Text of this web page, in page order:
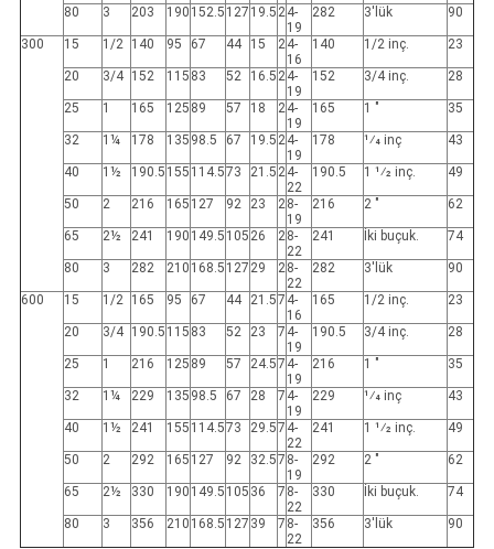
80 3 203 190 152.5 127 19.5 24-
19
282 3'lük 90
300 15 1/2 140 95 67 44 15 24-
16
140 1/2 inç. 23
20 3/4 152 115 83 52 16.5 24-
19
152 3/4 inç. 28
25 1 165 125 89 57 18 24-
19
165 1 " 35
32 1¼ 178 135 98.5 67 19.5 24-
19
178 1⁄4 inç 43
40 1½ 190.5 155 114.573 21.5 24-
22
190.5 1 1⁄2 inç. 49
50 2 216 165 127 92 23 28-
19
216 2 " 62
65 2½ 241 190 149.5 105 26 28-
22
241 İki buçuk. 74
80 3 282 210 168.5 127 29 28-
22
282 3'lük 90
600 15 1/2 165 95 67 44 21.57 4-
16
165 1/2 inç. 23
20 3/4 190.5 115 83 52 23 7 4-
19
190.5 3/4 inç. 28
25 1 216 125 89 57 24.57 4-
19
216 1 " 35
32 1¼ 229 135 98.5 67 28 7 4-
19
229 1⁄4 inç 43
40 1½ 241 155 114.573 29.57 4-
22
241 1 1⁄2 inç. 49
50 2 292 165 127 92 32.57 8-
19
292 2 " 62
65 2½ 330 190 149.5 105 36 7 8-
22
330 İki buçuk. 74
80 3 356 210 168.5 127 39 7 8-
22
356 3'lük 90